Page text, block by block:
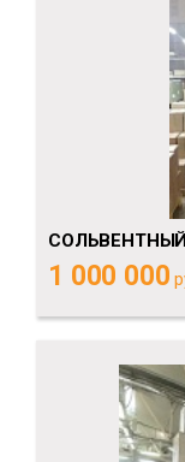
1 000 000